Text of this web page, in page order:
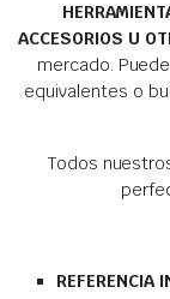
ACCESORIOS U
mercado.
equivalentes o
Todos
REFERENCIA